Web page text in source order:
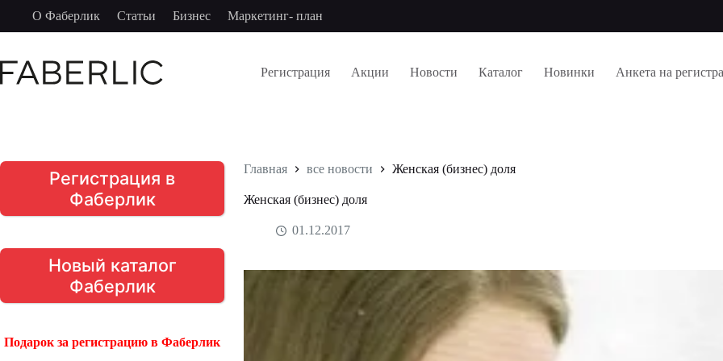
сути
О Фаберлик Статьи Бизнес Маркетинг- план
Регистрация Акции Новости Каталог Новинки Анкета на
Главная все новости Женская (бизнес) доля
Женская (бизнес) доля
01.12.2017
Регистрация в
Фаберлик
Новый каталог
Фаберлик
Подарок за регистрацию в Фаберлик